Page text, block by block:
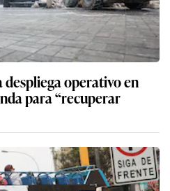
operativo en
para “recuperar